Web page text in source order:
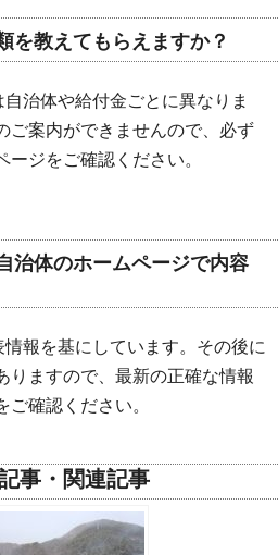
を教えてもらえますか？
治体や給付金ごとに異なりま
ご案内ができませんので、必ず
ジをご確認ください。
治体のホームページで内容
報を基にしています。その後に
りますので、最新の正確な情報
確認ください。
事・関連記事